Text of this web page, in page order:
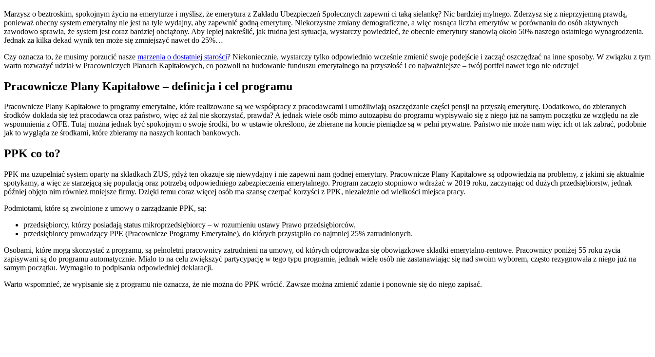
Marzysz o beztroskim, spokojnym życiu na emeryturze i myślisz, że emerytura z Zakładu Ubezpieczeń Społecznych zapewni ci taką sielankę? Nic bardziej mylnego. Zderzysz się z nieprzyjemną prawdą,
ponieważ obecny system emerytalny nie jest na tyle wydajny, aby zapewnić godną emeryturę. Niekorzystne zmiany demograficzne, a więc rosnąca liczba emerytów w porównaniu do osób aktywnych
zawodowo sprawia, że system jest coraz bardziej obciążony. Aby lepiej nakreślić, jak trudna jest sytuacja, wystarczy powiedzieć, że obecnie emerytury stanowią około 50% naszego ostatniego wynagrodzenia.
Jednak za kilka dekad wynik ten może się zmniejszyć nawet do 25%…
Czy oznacza to, że musimy porzucić nasze marzenia o dostatniej starości? Niekoniecznie, wystarczy tylko odpowiednio wcześnie zmienić swoje podejście i zacząć oszczędzać na inne sposoby. W związku z tym
warto rozważyć udział w Pracowniczych Planach Kapitałowych, co pozwoli na budowanie funduszu emerytalnego na przyszłość i co najważniejsze – twój portfel nawet tego nie odczuje!
Pracownicze Plany Kapitałowe – definicja i cel programu
Pracownicze Plany Kapitałowe to programy emerytalne, które realizowane są we współpracy z pracodawcami i umożliwiają oszczędzanie części pensji na przyszłą emeryturę. Dodatkowo, do zbieranych
środków dokłada się też pracodawca oraz państwo, więc aż żal nie skorzystać, prawda? A jednak wiele osób mimo autozapisu do programu wypisywało się z niego już na samym początku ze względu na złe
wspomnienia z OFE. Tutaj można jednak być spokojnym o swoje środki, bo w ustawie określono, że zbierane na koncie pieniądze są w pełni prywatne. Państwo nie może nam więc ich ot tak zabrać, podobnie
jak to wygląda ze środkami, które zbieramy na naszych kontach bankowych.
PPK co to?
PPK ma uzupełniać system oparty na składkach ZUS, gdyż ten okazuje się niewydajny i nie zapewni nam godnej emerytury. Pracownicze Plany Kapitałowe są odpowiedzią na problemy, z jakimi się aktualnie
spotykamy, a więc ze starzejącą się populacją oraz potrzebą odpowiedniego zabezpieczenia emerytalnego. Program zaczęto stopniowo wdrażać w 2019 roku, zaczynając od dużych przedsiębiorstw, jednak
później objęto nim również mniejsze firmy. Dzięki temu coraz więcej osób ma szansę czerpać korzyści z PPK, niezależnie od wielkości miejsca pracy.
Podmiotami, które są zwolnione z umowy o zarządzanie PPK, są:
przedsiębiorcy, którzy posiadają status mikroprzedsiębiorcy – w rozumieniu ustawy Prawo przedsiębiorców,
przedsiębiorcy prowadzący PPE (Pracownicze Programy Emerytalne), do których przystąpiło co najmniej 25% zatrudnionych.
Osobami, które mogą skorzystać z programu, są pełnoletni pracownicy zatrudnieni na umowy, od których odprowadza się obowiązkowe składki emerytalno-rentowe. Pracownicy poniżej 55 roku życia
zapisywani są do programu automatycznie. Miało to na celu zwiększyć partycypację w tego typu programie, jednak wiele osób nie zastanawiając się nad swoim wyborem, często rezygnowała z niego już na
samym początku. Wymagało to podpisania odpowiedniej deklaracji.
Warto wspomnieć, że wypisanie się z programu nie oznacza, że nie można do PPK wrócić. Zawsze można zmienić zdanie i ponownie się do niego zapisać.